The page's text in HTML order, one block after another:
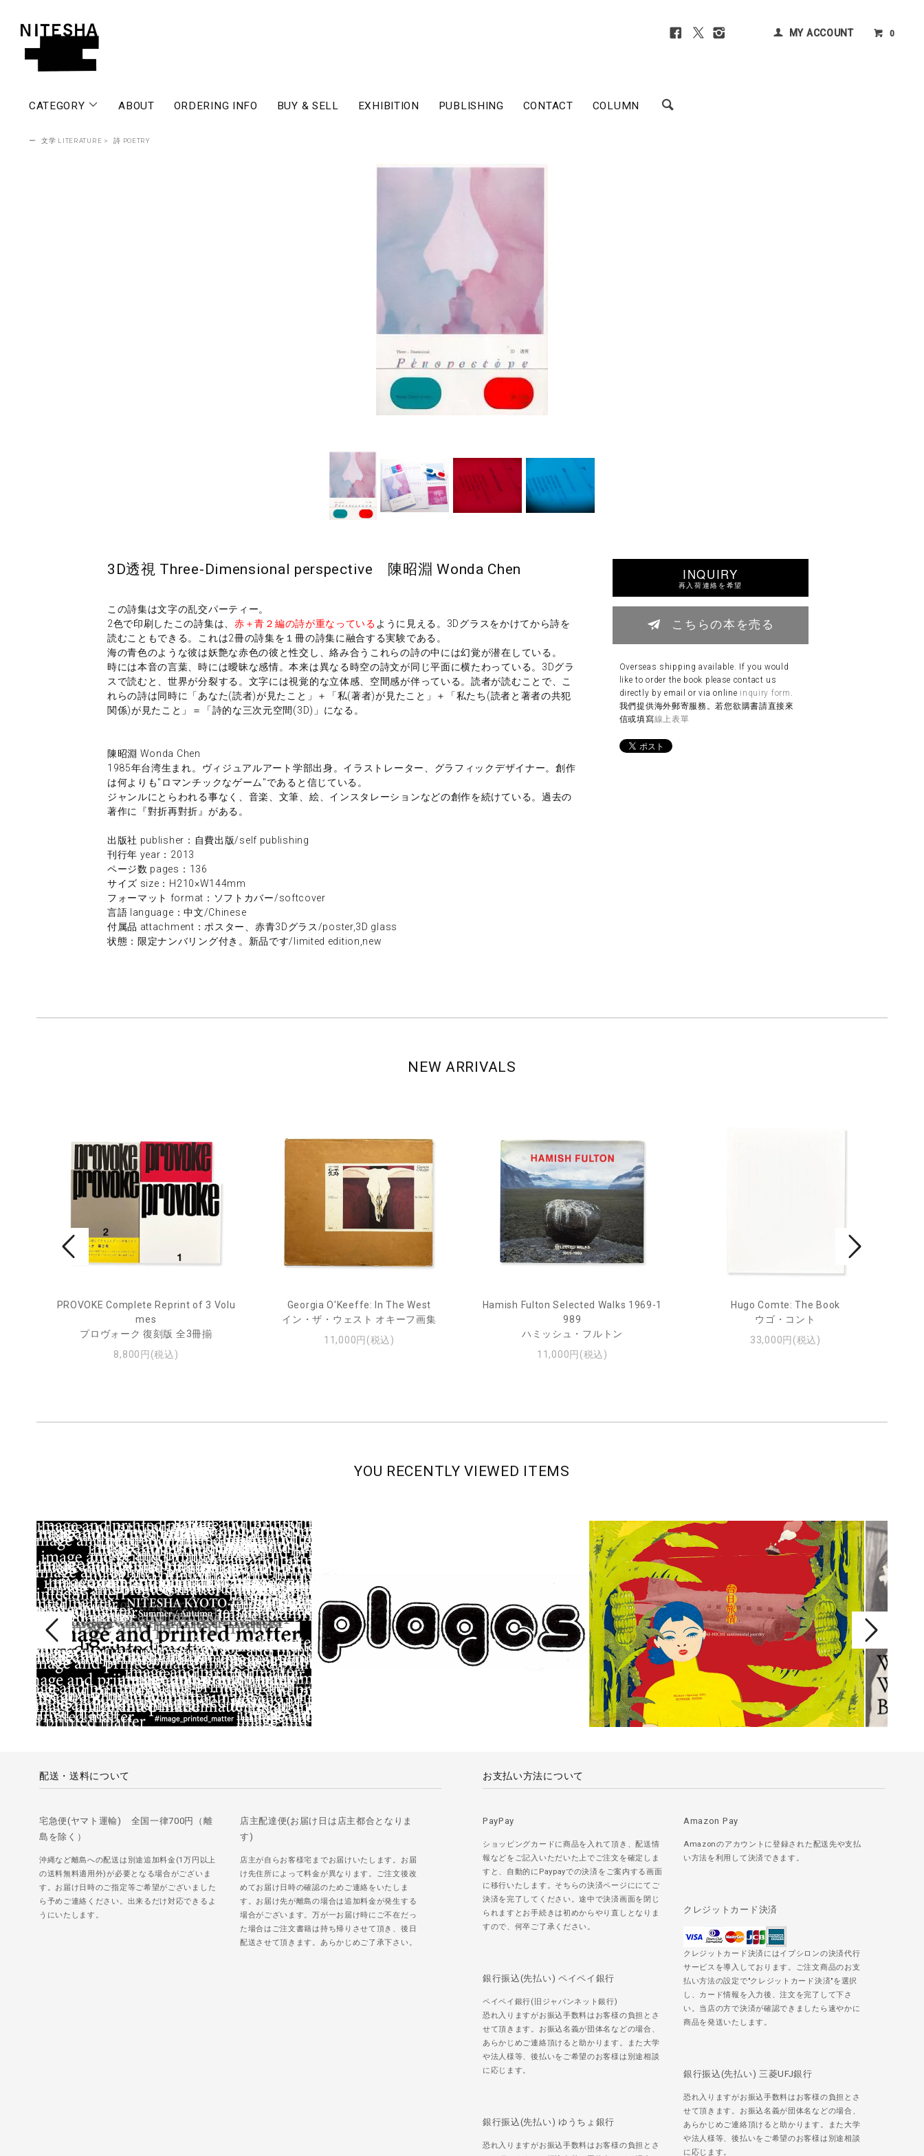
MY ACCOUNT 0
CATEGORY ABOUT ORDERING INFO BUY & SELL EXHIBITION PUBLISHING CONTACT COLUMN
ー 文学 LITERATURE > 詩 POETRY
3D透視 Three-Dimensional perspective 陳昭淵 Wonda Chen
この詩集は文字の乱交パーティー。
2色で印刷したこの詩集は、 赤＋青２編の詩が重なっている ように見える。3Dグラスをかけてから詩を
読むこともできる。これは2冊の詩集を１冊の詩集に融合する実験である。
海の青色のような彼は妖艶な赤色の彼と性交し、絡み合うこれらの詩の中には幻覚が潜在している。
時には本音の言葉、時には曖昧な感情。本来は異なる時空の詩文が同じ平面に横たわっている。3Dグラ
スで読むと、世界が分裂する。文字には視覚的な立体感、空間感が伴っている。読者が読むことで、こ
れらの詩は同時に「あなた(読者)が見たこと」＋「私(著者)が見たこと」＋「私たち(読者と著者の共犯
関係)が見たこと」＝「詩的な三次元空間(3D)」になる。
陳昭淵 Wonda Chen
1985年台湾生まれ。ヴィジュアルアート学部出身。イラストレーター、グラフィックデザイナー。創作
は何よりも"ロマンチックなゲーム"であると信じている。
ジャンルにとらわれる事なく、音楽、文筆、絵、インスタレーションなどの創作を続けている。過去の
著作に『對折再對折』がある。
出版社 publisher：自費出版/self publishing
刊行年 year：2013
ページ数 pages：136
サイズ size：H210×W144mm
フォーマット format：ソフトカバー/softcover
言語 language：中文/Chinese
付属品 attachment：ポスター、赤青3Dグラス/poster,3D glass
状態：限定ナンバリング付き。新品です/limited edition,new
INQUIRY
再入荷連絡を希望
こちらの本を売る
Overseas shipping available. If you would
like to order the book please contact us
directly by email or via online inquiry form .
我們提供海外郵寄服務。若您欲購書請直接來
信或填寫線上表單
NEW ARRIVALS
PROVOKE Complete Reprint of 3 Volu
mes
プロヴォーク 復刻版 全3冊揃
8,800円(税込)
Georgia O'Keeffe: In The West
イン・ザ・ウェスト オキーフ画集
11,000円(税込)
Hamish Fulton Selected Walks 1969-1
989
ハミッシュ・フルトン
11,000円(税込)
Hugo Comte: The Book
ウゴ・コント
33,000円(税込)
YOU RECENTLY VIEWED ITEMS
配送・送料について
宅急便(ヤマト運輸) 全国一律700円（離
島を除く）
沖縄など離島への配送は別途追加料金(1万円以上
の送料無料適用外)が必要となる場合がございま
す。お届け日時のご指定等ご希望がございました
ら予めご連絡ください。出来るだけ対応できるよ
うにいたします。
店主配達便(お届け日は店主都合となりま
す)
店主が自らお客様宅までお届けいたします。お届
け先住所によって料金が異なります。ご注文後改
めてお届け日時の確認のためご連絡をいたしま
す。お届け先が離島の場合は追加料金が発生する
場合がございます。万が一お届け時にご不在だっ
た場合はご注文書籍は持ち帰りさせて頂き、後日
配送させて頂きます。あらかじめご了承下さい。
お支払い方法について
PayPay
ショッピングカードに商品を入れて頂き、配送情
報などをご記入いただいた上でご注文を確定しま
すと、自動的にPaypayでの決済をご案内する画面
に移行いたします。そちらの決済ページににてご
決済を完了してください。途中で決済画面を閉じ
られますとお手続きは初めからやり直しとなりま
すので、何卒ご了承ください。
Amazon Pay
Amazonのアカウントに登録された配送先や支払
い方法を利用して決済できます。
クレジットカード決済
クレジットカード決済にはイプシロンの決済代行
サービスを導入しております。ご注文商品のお支
払い方法の設定で"クレジットカード決済"を選択
し、カード情報を入力後、注文を完了して下さ
い。当店の方で決済が確認できましたら速やかに
商品を発送いたします。
銀行振込(先払い) ペイペイ銀行
ペイペイ銀行(旧ジャパンネット銀行)
恐れ入りますがお振込手数料はお客様の負担とさ
せて頂きます。お振込名義が団体名などの場合、
あらかじめご連絡頂けると助かります。また大学
や法人様等、後払いをご希望のお客様は別途相談
に応じます。
銀行振込(先払い) 三菱UFJ銀行
恐れ入りますがお振込手数料はお客様の負担とさ
せて頂きます。お振込名義が団体名などの場合、
あらかじめご連絡頂けると助かります。また大学
や法人様等、後払いをご希望のお客様は別途相談
に応じます。
銀行振込(先払い) ゆうちょ銀行
恐れ入りますがお振込手数料はお客様の負担とさ